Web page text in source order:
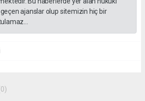
ajanslar olup sitemizin hiç bir